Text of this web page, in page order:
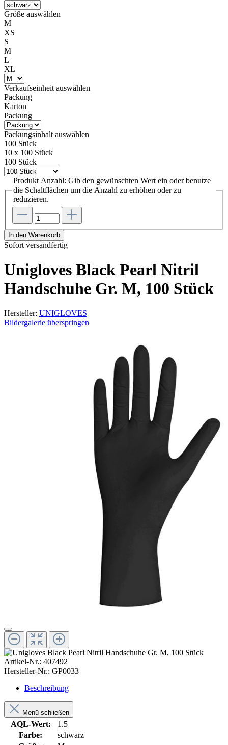
Größe auswählen
M
XS
S
M
L
XL
Verkaufseinheit auswählen
Packung
Karton
Packung
Packungsinhalt auswählen
100 Stück
10 x 100 Stück
100 Stück
Produkt Anzahl: Gib den gewünschten Wert ein oder benutze
die Schaltflächen um die Anzahl zu erhöhen oder zu
reduzieren.
In den Warenkorb
Sofort versandfertig
Unigloves Black Pearl Nitril
Handschuhe Gr. M, 100 Stück
Hersteller: UNIGLOVES
Bildergalerie überspringen
Artikel-Nr.: 407492
Hersteller-Nr.: GP0033
Beschreibung
Menü schließen
AQL-Wert:
1.5
Farbe:
schwarz